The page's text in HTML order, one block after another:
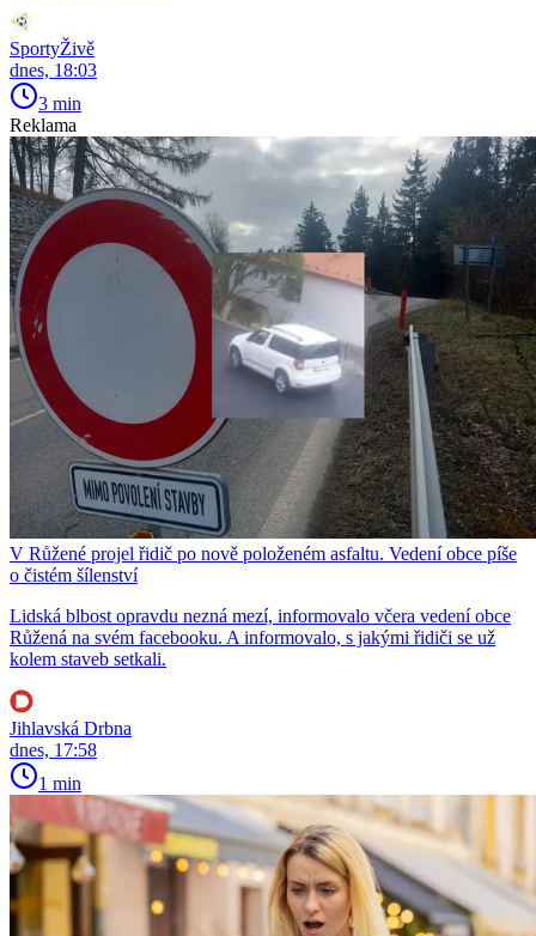
SportyŽivě
dnes, 18:03
3 min
Reklama
V Růžené projel řidič po nově položeném asfaltu. Vedení obce píše
o čistém šílenství
Lidská blbost opravdu nezná mezí, informovalo včera vedení obce
Růžená na svém facebooku. A informovalo, s jakými řidiči se už
kolem staveb setkali.
Jihlavská Drbna
dnes, 17:58
1 min